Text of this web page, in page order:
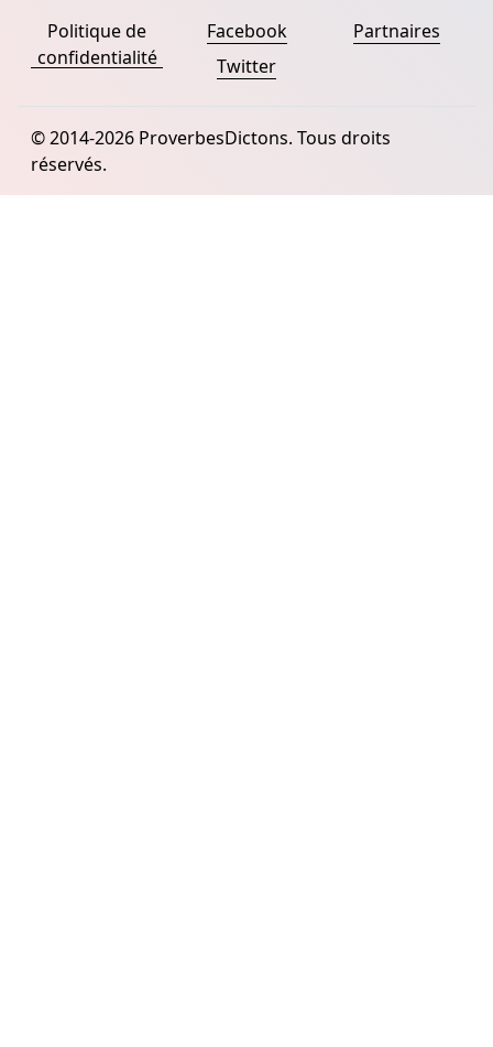
Politique de
confidentialité
Facebook
Twitter
Partnaires
© 2014-2026 ProverbesDictons. Tous droits
réservés.